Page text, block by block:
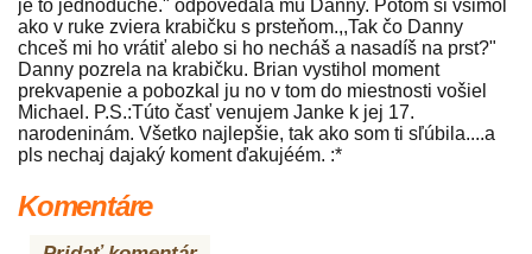
je to jednoduché." odpovedala mu Danny. Potom si všimol
ako v ruke zviera krabičku s prsteňom.,,Tak čo Danny
chceš mi ho vrátiť alebo si ho necháš a nasadíš na prst?"
Danny pozrela na krabičku. Brian vystihol moment
prekvapenie a pobozkal ju no v tom do miestnosti vošiel
Michael. P.S.:Túto časť venujem Janke k jej 17.
narodeninám. Všetko najlepšie, tak ako som ti sľúbila....a
pls nechaj dajaký koment ďakujéém. :*
Komentáre